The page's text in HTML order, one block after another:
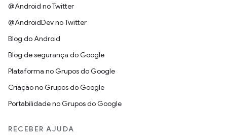
@Android no Twitter
@AndroidDev no Twitter
Blog do Android
Blog de segurança do Google
Plataforma no Grupos do Google
Criação no Grupos do Google
Portabilidade no Grupos do Google
RECEBER AJUDA